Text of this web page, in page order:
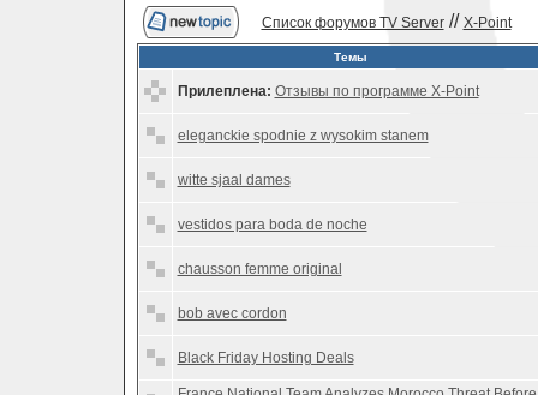
Список форумов TV Server// X-Point
Темы
Прилеплена: Отзывы по программе X-Point
eleganckie spodnie z wysokim stanem
witte sjaal dames
vestidos para boda de noche
chausson femme original
bob avec cordon
Black Friday Hosting Deals